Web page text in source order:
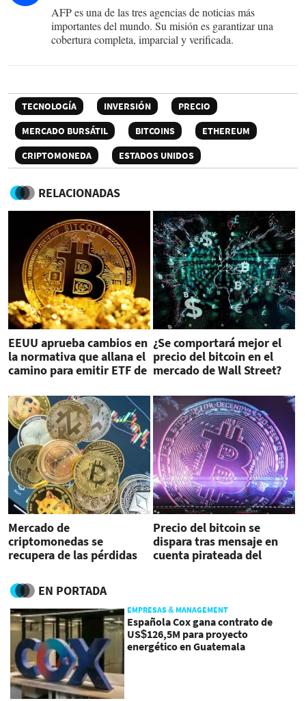
AFP es una de las tres agencias de noticias más
importantes del mundo. Su misión es garantizar una
cobertura completa, imparcial y verificada.
TECNOLOGÍA INVERSIÓN
PRECIO
MERCADO BURSÁTIL
BITCOINS
ETHEREUM
CRIPTOMONEDA
ESTADOS UNIDOS
RELACIONADAS
EEUU aprueba cambios en
la normativa que allana el
camino para emitir ETF de
¿Se comportará mejor el
precio del bitcoin en el
mercado de Wall Street?
Mercado de
criptomonedas se
recupera de las pérdidas
Precio del bitcoin se
dispara tras mensaje en
cuenta pirateada del
EN PORTADA
EMPRESAS & MANAGEMENT
Española Cox gana contrato de
US$126,5M para proyecto
energético en Guatemala